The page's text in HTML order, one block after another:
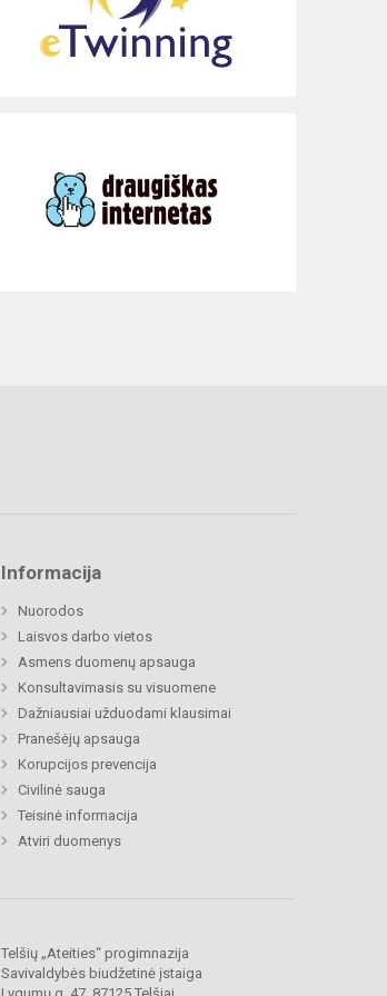
Informacija
Nuorodos
Laisvos darbo vietos
Asmens duomenų apsauga
Konsultavimasis su visuomene
Dažniausiai užduodami klausimai
Pranešėjų apsauga
Korupcijos prevencija
Civilinė sauga
Teisinė informacija
Atviri duomenys
Telšių „Ateities“ progimnazija
Savivaldybės biudžetinė įstaiga